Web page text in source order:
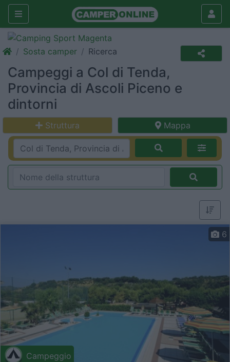
Sosta camper Ricerca
Campeggi a Col di Tenda,
Provincia di Ascoli Piceno e
dintorni
Struttura Mappa
Campeggio
6